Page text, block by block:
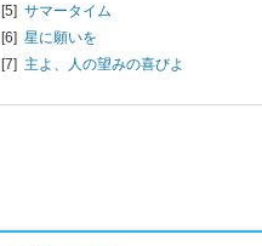
[5] サマータイム
[6] 星に願いを
[7] 主よ、人の望みの喜びよ